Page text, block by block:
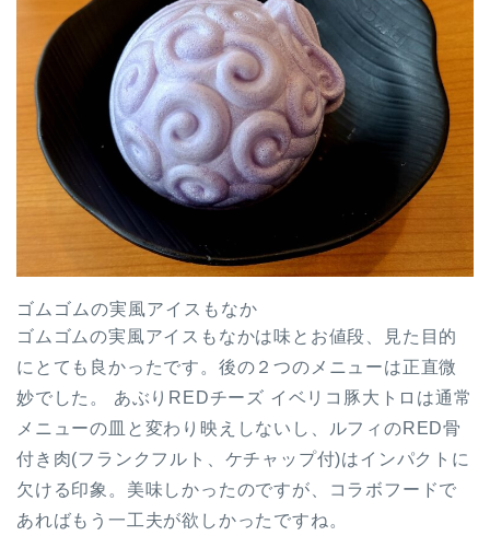
ゴムゴムの実風アイスもなか
ゴムゴムの実風アイスもなかは味とお値段、見た目的
にとても良かったです。後の２つのメニューは正直微
妙でした。 あぶりREDチーズ イベリコ豚大トロは通常
メニューの皿と変わり映えしないし、ルフィのRED骨
付き肉(フランクフルト、ケチャップ付)はインパクトに
欠ける印象。美味しかったのですが、コラボフードで
あればもう一工夫が欲しかったですね。